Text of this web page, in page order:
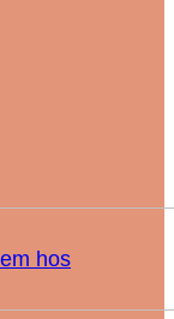
hos